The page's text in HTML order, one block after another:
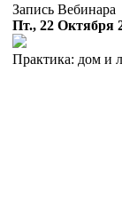
Запись Вебинара
Пт., 22 Октября
Практика: дом и